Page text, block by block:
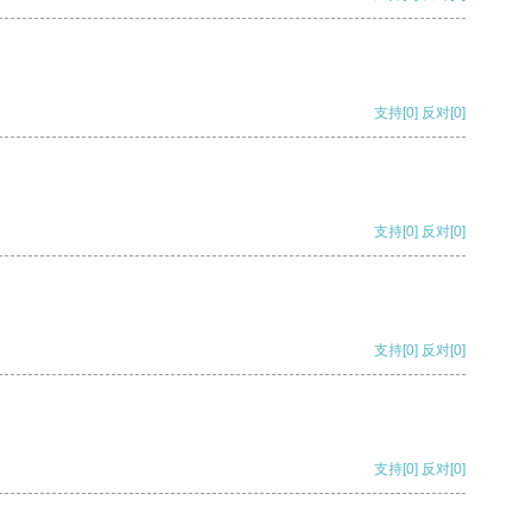
支持[0] 反对[0]
支持[0] 反对[0]
支持[0] 反对[0]
支持[0] 反对[0]